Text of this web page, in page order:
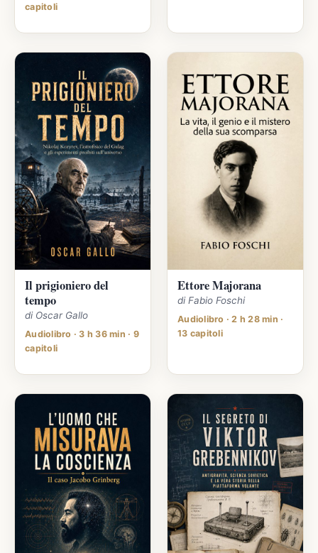
capitoli
Il prigioniero del
tempo
di Oscar Gallo
Audiolibro · 3 h 36 min · 9
capitoli
Ettore Majorana
di Fabio Foschi
Audiolibro · 2 h 28 min ·
13 capitoli